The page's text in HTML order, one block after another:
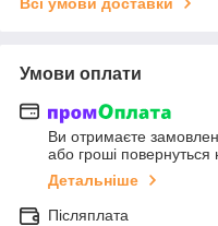
Умови оплати
Ви отримаєте
або гроші повернуться
Детальніше
Післяплата